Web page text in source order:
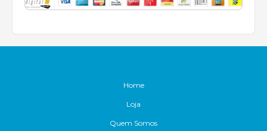
Home
Loja
Quem Somos